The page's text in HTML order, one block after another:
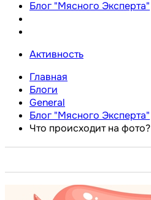
Блог "Мясного Эксперта"
Активность
Главная
Блоги
General
Блог "Мясного Эксперта"
Что происходит на фото?